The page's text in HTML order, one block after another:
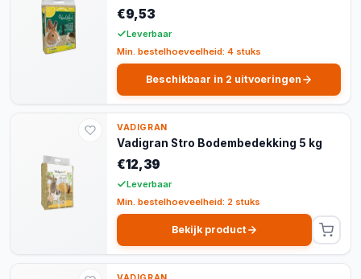
€9,53
Leverbaar
Min. bestelhoeveelheid: 4 stuks
Beschikbaar in 2 uitvoeringen
VADIGRAN
Vadigran Stro Bodembedekking 5 kg
€12,39
Leverbaar
Min. bestelhoeveelheid: 2 stuks
Bekijk product